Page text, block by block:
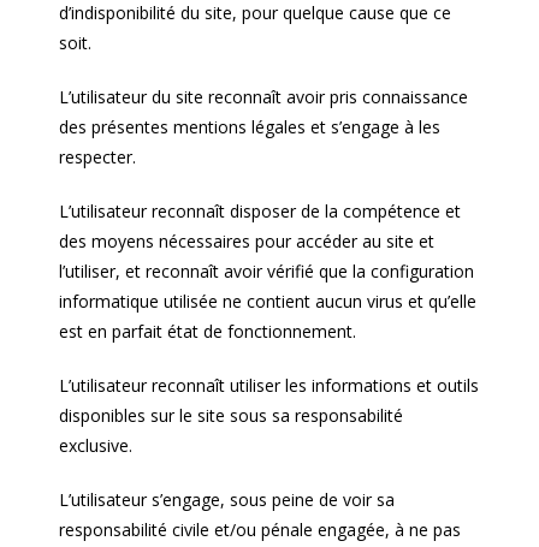
d’indisponibilité du site, pour quelque cause que ce
soit.
L’utilisateur du site reconnaît avoir pris connaissance
des présentes mentions légales et s’engage à les
respecter.
L’utilisateur reconnaît disposer de la compétence et
des moyens nécessaires pour accéder au site et
l’utiliser, et reconnaît avoir vérifié que la configuration
informatique utilisée ne contient aucun virus et qu’elle
est en parfait état de fonctionnement.
L’utilisateur reconnaît utiliser les informations et outils
disponibles sur le site sous sa responsabilité
exclusive.
L’utilisateur s’engage, sous peine de voir sa
responsabilité civile et/ou pénale engagée, à ne pas